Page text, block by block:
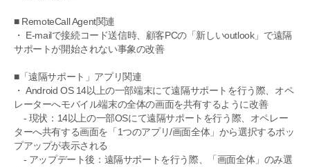
■ RemoteCall Agent関連
・ E-mailで接続コード送信時、顧客PCの「新しいoutlook」で遠隔
サポートが開始されない事象の改善
■「遠隔サポート」アプリ関連
・ Android OS 14以上の一部端末にて遠隔サポートを行う際、オペ
レーターへモバイル端末の全体の画面を共有するように改善
- 現状：14以上の一部OSにて遠隔サポートを行う際、オペレー
ターへ共有する画面を「1つのアプリ/画面全体」から選択するポッ
プアップが表示される
- アップデート後：遠隔サポートを行う際、「画面全体」のみ選